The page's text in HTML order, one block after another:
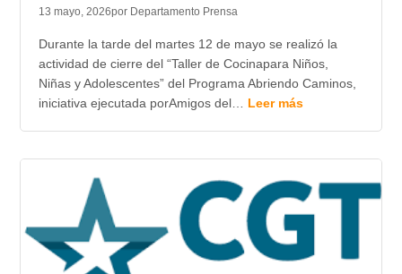
13 mayo, 2026por Departamento Prensa
Durante la tarde del martes 12 de mayo se realizó la
actividad de cierre del “Taller de Cocinapara Niños,
Niñas y Adolescentes” del Programa Abriendo Caminos,
iniciativa ejecutada porAmigos del… Leer más